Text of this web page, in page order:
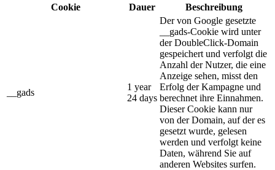
Cookie
Dauer Beschreibung
__gads
1 year
24 days
Der von Google gesetzte
__gads-Cookie wird unter
der DoubleClick-Domain
gespeichert und verfolgt die
Anzahl der Nutzer, die eine
Anzeige sehen, misst den
Erfolg der Kampagne und
berechnet ihre Einnahmen.
Dieser Cookie kann nur
von der Domain, auf der es
gesetzt wurde, gelesen
werden und verfolgt keine
Daten, während Sie auf
anderen Websites surfen.